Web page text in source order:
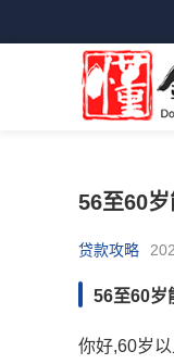
56至60
贷款攻略
56至60岁
你好,60岁